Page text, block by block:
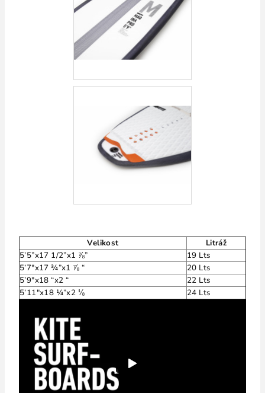
Velikost
Litráž
5’5”x17 1/2”x1 ⅞”
19 Lts
5’7″x17 ¾”x1 ⅞ “
20 Lts
5’9″x18 “x2 “
22 Lts
5’11″x18 ¼”x2 ⅛
24 Lts